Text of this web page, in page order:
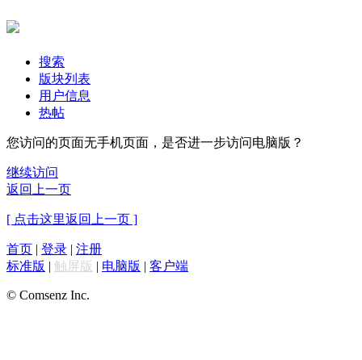
搜索
版块列表
用户信息
热帖
您访问的页面无手机页面，是否进一步访问电脑版？
继续访问
返回上一页
[ 点击这里返回上一页 ]
首页 | 登录 | 注册
标准版 | 触屏版 | 电脑版 | 客户端
© Comsenz Inc.